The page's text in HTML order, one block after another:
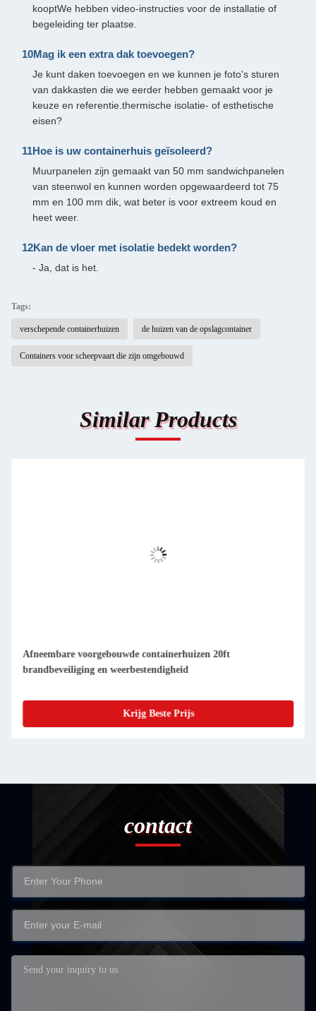
kooptWe hebben video-instructies voor de installatie of
begeleiding ter plaatse.
10Mag ik een extra dak toevoegen?
Je kunt daken toevoegen en we kunnen je foto's sturen
van dakkasten die we eerder hebben gemaakt voor je
keuze en referentie.thermische isolatie- of esthetische
eisen?
11Hoe is uw containerhuis geïsoleerd?
Muurpanelen zijn gemaakt van 50 mm sandwichpanelen
van steenwol en kunnen worden opgewaardeerd tot 75
mm en 100 mm dik, wat beter is voor extreem koud en
heet weer.
12Kan de vloer met isolatie bedekt worden?
- Ja, dat is het.
Tags:
verschepende containerhuizen de huizen van de opslagcontainer
Containers voor scheepvaart die zijn omgebouwd
Similar Products
Compacte afneembare prefab-containerwoningen makkelijk
schoon te maken en stofdicht
Krijg Beste Prijs
contact